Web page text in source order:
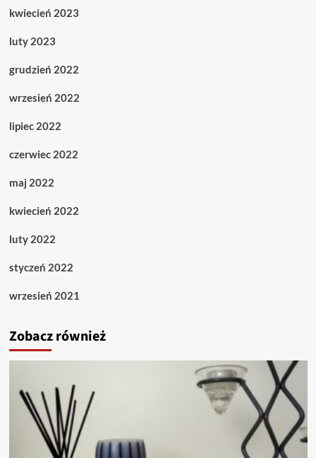
kwiecień 2023
luty 2023
grudzień 2022
wrzesień 2022
lipiec 2022
czerwiec 2022
maj 2022
kwiecień 2022
luty 2022
styczeń 2022
wrzesień 2021
Zobacz również